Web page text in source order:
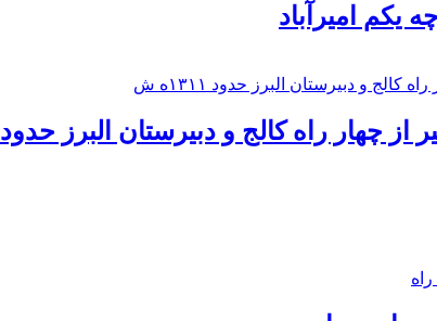
یکم امیرآباد
راه كالج و دبيرستان البرز حدود ۱۳۱۱ه ش